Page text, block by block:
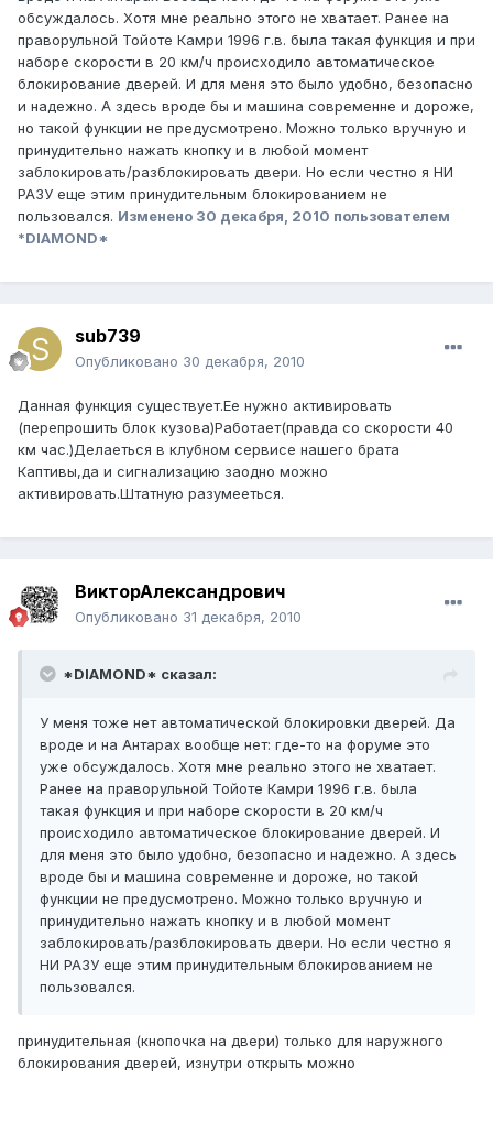
обсуждалось. Хотя мне реально этого не хватает. Ранее на
праворульной Тойоте Камри 1996 г.в. была такая функция и при
наборе скорости в 20 км/ч происходило автоматическое
блокирование дверей. И для меня это было удобно, безопасно
и надежно. А здесь вроде бы и машина современне и дороже,
но такой функции не предусмотрено. Можно только вручную и
принудительно нажать кнопку и в любой момент
заблокировать/разблокировать двери. Но если честно я НИ
РАЗУ еще этим принудительным блокированием не
пользовался. Изменено 30 декабря, 2010 пользователем
*DIAMOND*
sub739
Опубликовано 30 декабря, 2010
Данная функция существует.Ее нужно активировать
(перепрошить блок кузова)Работает(правда со скорости 40
км час.)Делаеться в клубном сервисе нашего брата
Каптивы,да и сигнализацию заодно можно
активировать.Штатную разумееться.
ВикторАлександрович
Опубликовано 31 декабря, 2010
*DIAMOND* сказал:
У меня тоже нет автоматической блокировки дверей. Да
вроде и на Антарах вообще нет: где-то на форуме это
уже обсуждалось. Хотя мне реально этого не хватает.
Ранее на праворульной Тойоте Камри 1996 г.в. была
такая функция и при наборе скорости в 20 км/ч
происходило автоматическое блокирование дверей. И
для меня это было удобно, безопасно и надежно. А здесь
вроде бы и машина современне и дороже, но такой
функции не предусмотрено. Можно только вручную и
принудительно нажать кнопку и в любой момент
заблокировать/разблокировать двери. Но если честно я
НИ РАЗУ еще этим принудительным блокированием не
пользовался.
принудительная (кнопочка на двери) только для наружного
блокирования дверей, изнутри открыть можно